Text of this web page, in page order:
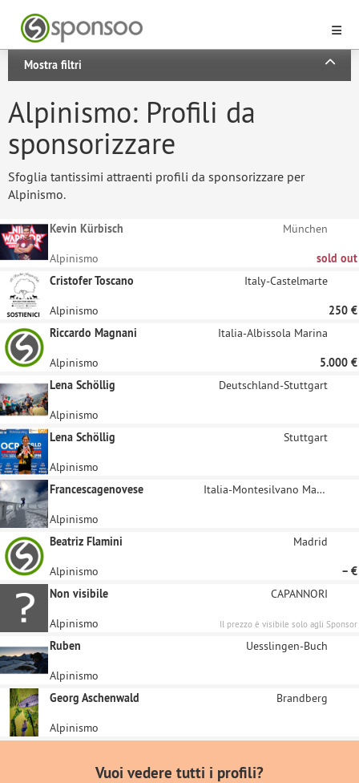
Mostra filtri
Alpinismo: Profili da
sponsorizzare
Sfoglia tantissimi attraenti profili da sponsorizzare per
Alpinismo.
Kevin Kürbisch München
Alpinismo
sold out
Cristofer Toscano
Italy-Castelmarte
Alpinismo
250 €
Riccardo Magnani
Italia-Albissola Marina
Alpinismo
5.000 €
Lena Schöllig
Deutschland-Stuttgart
Alpinismo
Lena Schöllig
Stuttgart
Alpinismo
Francescagenovese
Italia-Montesilvano Marina
Alpinismo
Beatriz Flamini
Madrid
Alpinismo
– €
Non visibile
CAPANNORI
Alpinismo
Il prezzo è visibile solo agli Sponsor
registrati
Ruben Uesslingen-Buch
Alpinismo
Georg Aschenwald
Brandberg
Alpinismo
Vuoi vedere tutti i profili?